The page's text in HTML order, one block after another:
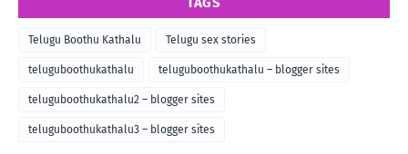
Telugu Boothu Kathalu Telugu sex stories
teluguboothukathalu teluguboothukathalu – blogger sites
teluguboothukathalu2 – blogger sites
teluguboothukathalu3 – blogger sites